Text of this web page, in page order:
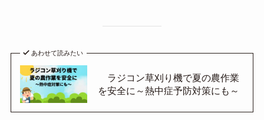
あわせて読みたい
ラジコン草刈り機で夏の農作業
を安全に～熱中症予防対策にも～